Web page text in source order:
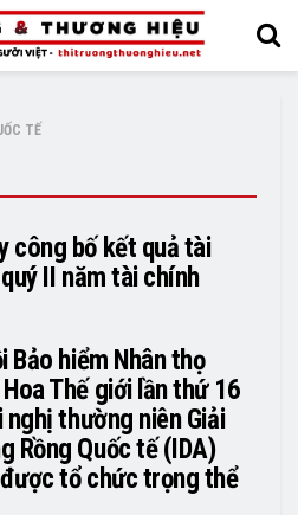
TẾ
công bố kết quả tài
II năm tài chính
Bảo hiểm Nhân thọ
Thế giới lần thứ 16
nghị thường niên Giải
Rồng Quốc tế (IDA)
tổ chức trọng thể